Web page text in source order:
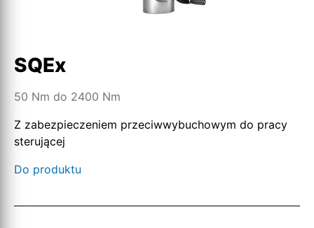
SQEx
50 Nm do 2400 Nm
Z zabezpieczeniem przeciwwybuchowym do pracy
sterującej
Do produktu